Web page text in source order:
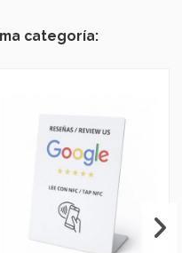
categoría: